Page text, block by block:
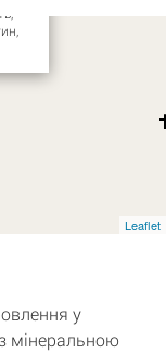
Leaflet
у
мінеральною